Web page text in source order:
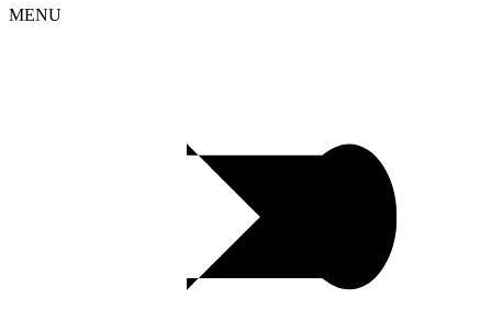
MENU